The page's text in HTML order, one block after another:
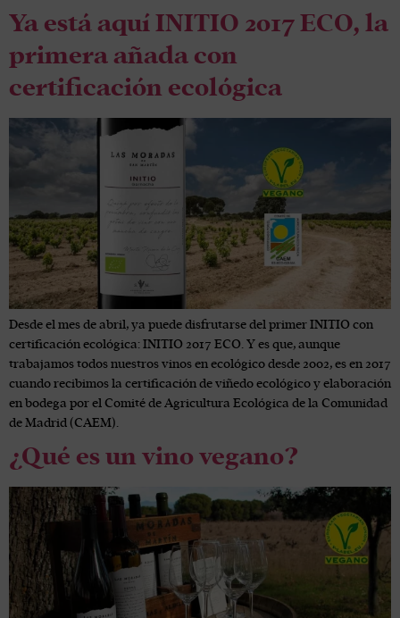
Ya está aquí INITIO 2017 ECO, la
primera añada con
certificación ecológica
Desde el mes de abril, ya puede disfrutarse del primer INITIO con
certificación ecológica: INITIO 2017 ECO. Y es que, aunque
trabajamos todos nuestros vinos en ecológico desde 2002, es en 2017
cuando recibimos la certificación de viñedo ecológico y elaboración
en bodega por el Comité de Agricultura Ecológica de la Comunidad
de Madrid (CAEM).
¿Qué es un vino vegano?